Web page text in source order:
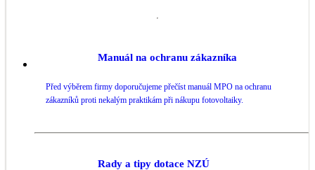
Akumulace dešťovky
Zelená střecha NEW
Vegetační střechy
Malé i velké turbíny
Manuál na ochranu zákazníka
Před výběrem firmy doporučujeme přečíst manuál MPO na ochranu
zákazníků proti nekalým praktikám při nákupu fotovoltaiky.
Rady a tipy dotace NZÚ